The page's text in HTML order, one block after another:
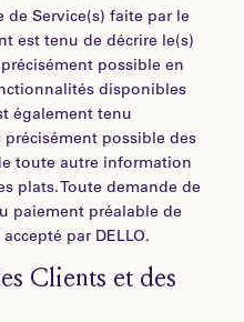
de Service(s) faite par le
est tenu de décrire le(s)
possible en
disponibles
également tenu
possible des
toute autre information
plats. Toute demande de
paiement préalable de
par DELLO.
Clients et des